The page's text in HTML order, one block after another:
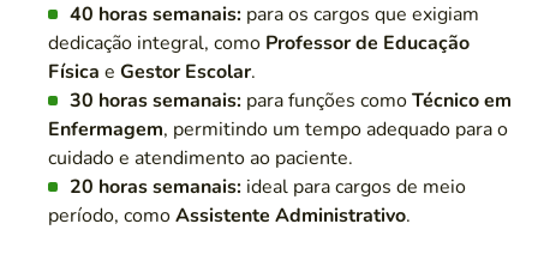
40 horas semanais: para os cargos que exigiam
dedicação integral, como Professor de Educação
Física e Gestor Escolar.
30 horas semanais: para funções comoTécnico em
Enfermagem, permitindo um tempo adequado para o
cuidado e atendimento ao paciente.
20 horas semanais: ideal para cargos de meio
período, comoAssistente Administrativo.